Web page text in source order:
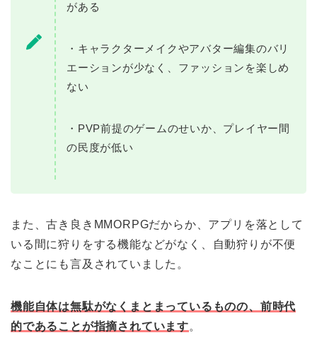
がある
・キャラクターメイクやアバター編集のバリ
エーションが少なく、ファッションを楽しめ
ない
・PVP前提のゲームのせいか、プレイヤー間
の民度が低い
また、古き良きMMORPGだからか、アプリを落として
いる間に狩りをする機能などがなく、自動狩りが不便
なことにも言及されていました。
機能自体は無駄がなくまとまっているものの、前時代
的であることが指摘されています。